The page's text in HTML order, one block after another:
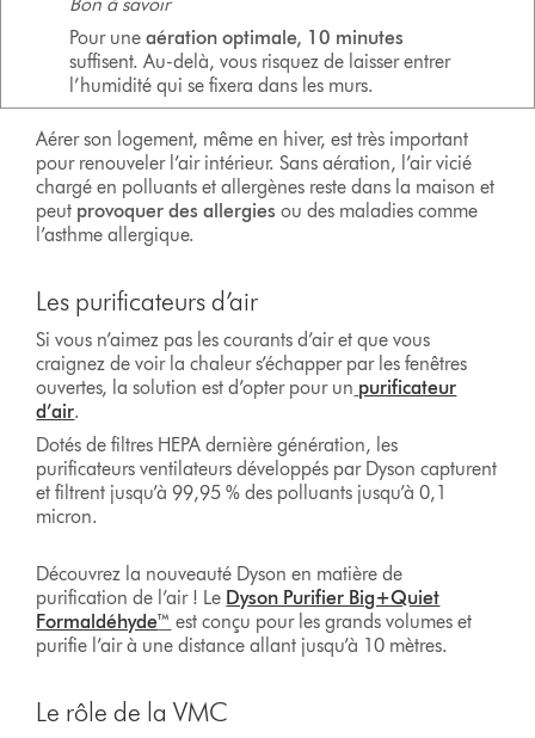
Bon à savoir
Pour une aération optimale, 10 minutes
suffisent. Au-delà, vous risquez de laisser entrer
l’humidité qui se fixera dans les murs.
Aérer son logement, même en hiver, est très important
pour renouveler l’air intérieur. Sans aération, l’air vicié
chargé en polluants et allergènes reste dans la maison et
peut provoquer des allergies ou des maladies comme
l’asthme allergique.
Les purificateurs d’air
Si vous n’aimez pas les courants d’air et que vous
craignez de voir la chaleur s’échapper par les fenêtres
ouvertes, la solution est d’opter pour un purificateur
d’air.
Dotés de filtres HEPA dernière génération, les
purificateurs ventilateurs développés par Dyson capturent
et filtrent jusqu’à 99,95 % des polluants jusqu’à 0,1
micron.
Découvrez la nouveauté Dyson en matière de
purification de l’air ! Le Dyson Purifier Big+Quiet
Formaldéhyde™ est conçu pour les grands volumes et
purifie l’air à une distance allant jusqu’à 10 mètres.
Le rôle de la VMC